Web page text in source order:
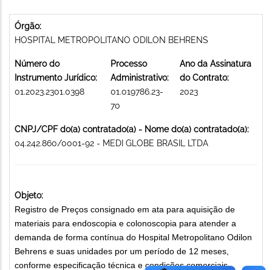
Órgão:
HOSPITAL METROPOLITANO ODILON BEHRENS
Número do
Instrumento Jurídico:
01.2023.2301.0398
Processo
Administrativo:
01.019786.23-
70
Ano da Assinatura
do Contrato:
2023
CNPJ/CPF do(a) contratado(a) - Nome do(a) contratado(a):
04.242.860/0001-92 - MEDI GLOBE BRASIL LTDA
Objeto:
Registro de Preços consignado em ata para aquisição de
materiais para endoscopia e colonoscopia para atender a
demanda de forma contínua do Hospital Metropolitano Odilon
Behrens e suas unidades por um período de 12 meses,
conforme especificação técnica e condições comerciais